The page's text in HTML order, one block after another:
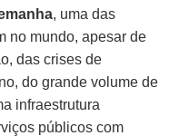
, uma das
no mundo, apesar de
das crises de
do grande volume de
infraestrutura
públicos com